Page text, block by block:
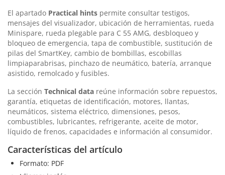
El apartado Practical hints permite consultar testigos,
mensajes del visualizador, ubicación de herramientas, rueda
Minispare, rueda plegable para C 55 AMG, desbloqueo y
bloqueo de emergencia, tapa de combustible, sustitución de
pilas del SmartKey, cambio de bombillas, escobillas
limpiaparabrisas, pinchazo de neumático, batería, arranque
asistido, remolcado y fusibles.
La sección Technical data reúne información sobre repuestos,
garantía, etiquetas de identificación, motores, llantas,
neumáticos, sistema eléctrico, dimensiones, pesos,
combustibles, lubricantes, refrigerante, aceite de motor,
líquido de frenos, capacidades e información al consumidor.
Características del artículo
Formato: PDF